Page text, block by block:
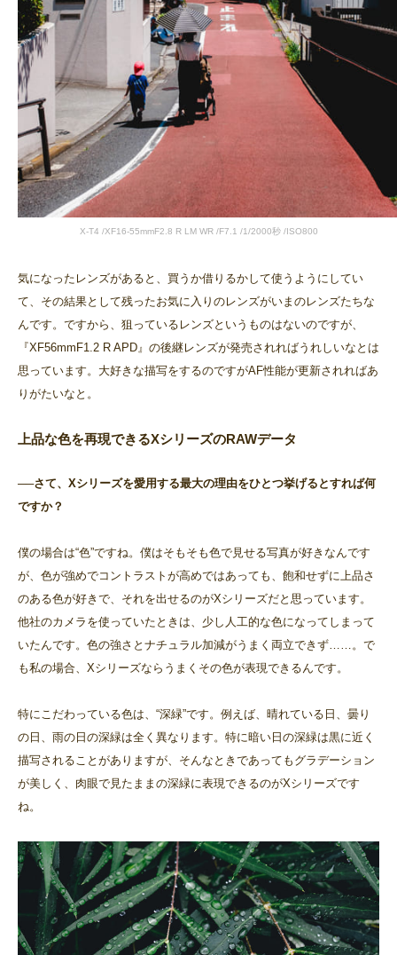
X-T4 /XF16-55mmF2.8 R LM WR /F7.1 /1/2000秒 /ISO800
気になったレンズがあると、買うか借りるかして使うようにしてい
て、その結果として残ったお気に入りのレンズがいまのレンズたちな
んです。ですから、狙っているレンズというものはないのですが、
『XF56mmF1.2 R APD』の後継レンズが発売されればうれしいなとは
思っています。大好きな描写をするのですがAF性能が更新されればあ
りがたいなと。
上品な色を再現できるXシリーズのRAWデータ
──さて、Xシリーズを愛用する最大の理由をひとつ挙げるとすれば何
ですか？
僕の場合は“色”ですね。僕はそもそも色で見せる写真が好きなんです
が、色が強めでコントラストが高めではあっても、飽和せずに上品さ
のある色が好きで、それを出せるのがXシリーズだと思っています。
他社のカメラを使っていたときは、少し人工的な色になってしまって
いたんです。色の強さとナチュラル加減がうまく両立できず……。で
も私の場合、Xシリーズならうまくその色が表現できるんです。
特にこだわっている色は、“深緑”です。例えば、晴れている日、曇り
の日、雨の日の深緑は全く異なります。特に暗い日の深緑は黒に近く
描写されることがありますが、そんなときであってもグラデーション
が美しく、肉眼で見たままの深緑に表現できるのがXシリーズです
ね。